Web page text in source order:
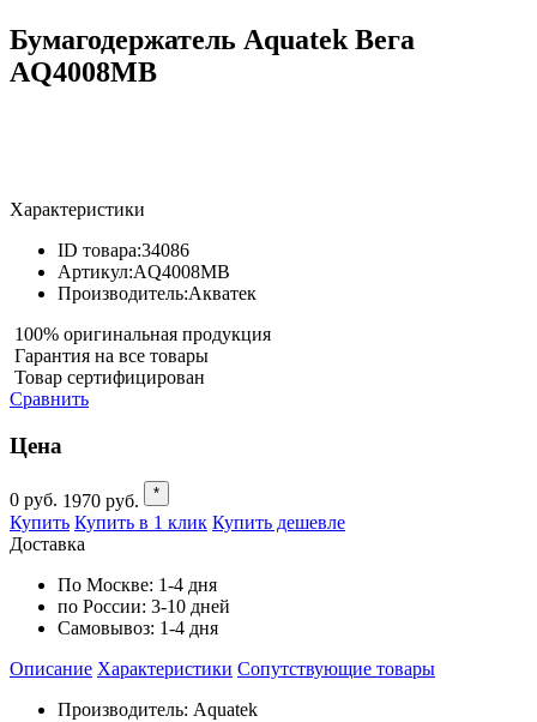
Бумагодержатель Aquatek Вега
AQ4008MB
Характеристики
ID товара:34086
Артикул:AQ4008MB
Производитель:Акватек
100% оригинальная продукция
Гарантия на все товары
Товар сертифицирован
Сравнить
Цена
0 руб. 1970 руб. *
Купить Купить в 1 клик Купить дешевле
Доставка
По Москве: 1-4 дня
по России: 3-10 дней
Самовывоз: 1-4 дня
Описание Характеристики Cопутствующие товары
Производитель: Aquatek